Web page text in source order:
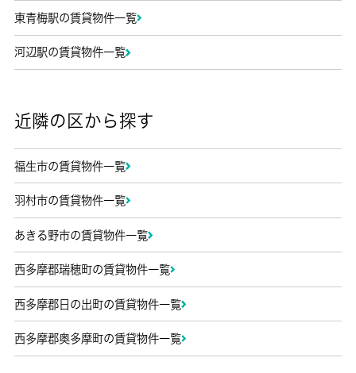
東青梅駅の賃貸物件一覧
河辺駅の賃貸物件一覧
近隣の区から探す
福生市の賃貸物件一覧
羽村市の賃貸物件一覧
あきる野市の賃貸物件一覧
西多摩郡瑞穂町の賃貸物件一覧
西多摩郡日の出町の賃貸物件一覧
西多摩郡奥多摩町の賃貸物件一覧